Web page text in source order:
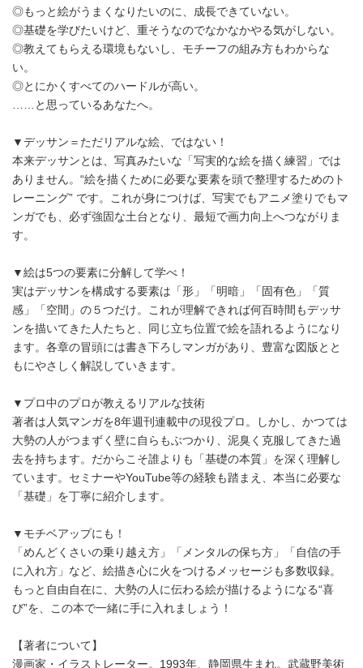
◎もっと絵がうまくなりたいのに、成長できていない。
◎基礎を学びたいけど、重そうなのでなかなかやる気がしない。
◎教えてもらえる環境もないし、モチーフの組み方もわからな
い。
◎とにかくすべてのハードルが高い。
……と思っているあなたへ。
▼デッサン＝ただリアルな絵、ではない！
本来デッサンとは、写真みたいな「写実的な絵を描く練習」では
ありません。“絵を描くために必要な要素を頭で整理するためのト
レーニング” です。これが身につけば、写実でもアニメ塗りでもマ
ンガでも、必ず強固な土台となり、最短で画力向上へつながりま
す。
▼絵は5つの要素に分解して学べ！
実はデッサンを構成する要素は「形」「明暗」「固有色」「質
感」「空間」の５つだけ。これが理解できれば何百時間もデッサ
ンを描いてきた人たちと、同じ立ち位置で絵を語れるようになり
ます。各章の冒頭には書き下ろしマンガがあり、豊富な図版とと
もにやさしく解説していきます。
▼プロ中のプロが教えるリアルな技術
著者は人気マンガを8年週刊連載中の現役プロ。しかし、かつては
大勢の人がつまずく壁に自らもぶつかり、泥臭く克服してきた過
去を持ちます。だからこそ誰よりも「基礎の本質」を深く理解し
ています。セミナーやYouTube等の経験も踏まえ、本当に必要な
「基礎」を丁寧に紹介します。
▼モチベアップにも！
「めんどくさいの乗り越え方」「メンタルの保ち方」「自信の手
に入れ方」など、絵描き心に火をつけるメッセージも多数収録。
もっと自由自在に、大勢の人に伝わる絵が描けるようになる“喜
び”を、この本で一緒に手に入れましょう！
【著者について】
漫画家・イラストレーター。1993年、静岡県生まれ。武蔵野美術